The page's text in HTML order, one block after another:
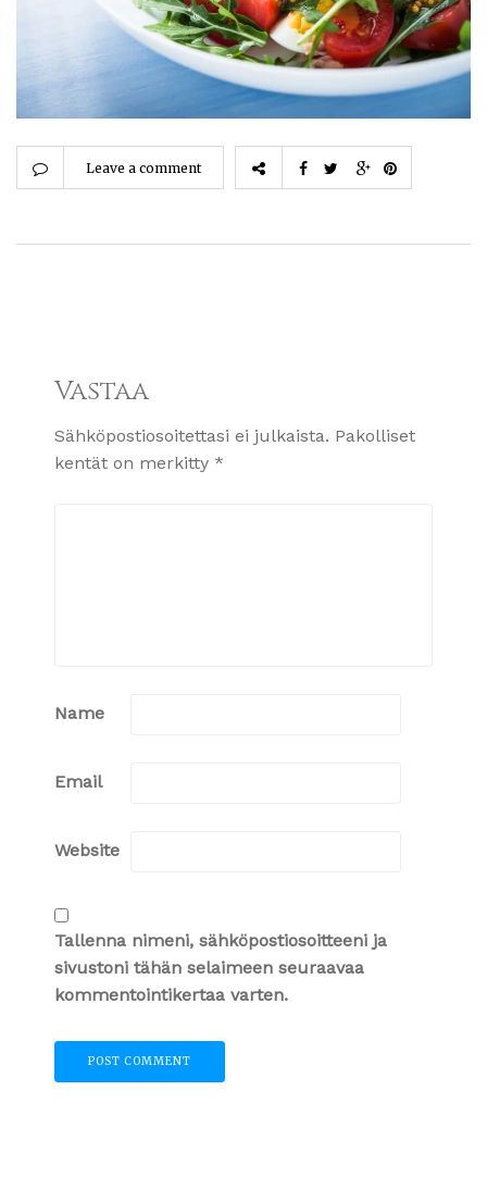
Leave a comment
Vastaa
Sähköpostiosoitettasi ei julkaista. Pakolliset
kentät on merkitty *
Name
Email
Website
Tallenna nimeni, sähköpostiosoitteeni ja
sivustoni tähän selaimeen seuraavaa
kommentointikertaa varten.